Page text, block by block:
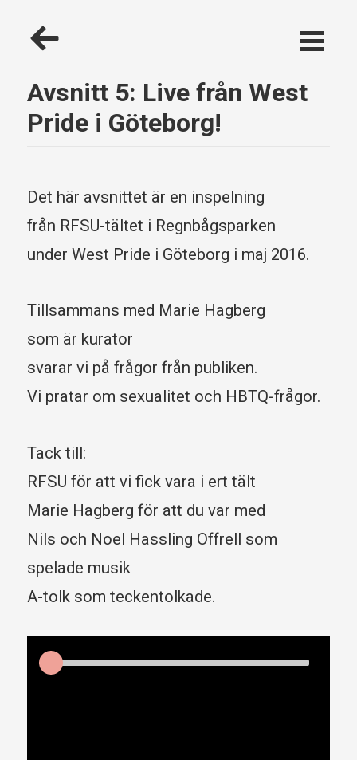
radio
Gå
Avsnitt 5: Live från West
Pride i Göteborg!
Det här avsnittet är en inspelning
från RFSU-tältet i Regnbågsparken
under West Pride i Göteborg i maj 2016.
Tillsammans med Marie Hagberg
som är kurator
svarar vi på frågor från publiken.
Vi pratar om sexualitet och HBTQ-frågor.
Tack till:
RFSU för att vi fick vara i ert tält
Marie Hagberg för att du var med
Nils och Noel Hassling Offrell som
spelade musik
A-tolk som teckentolkade.
Player